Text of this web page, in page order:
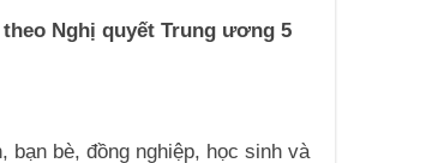
Nghị quyết Trung ương 5
bè, đồng nghiệp, học sinh và